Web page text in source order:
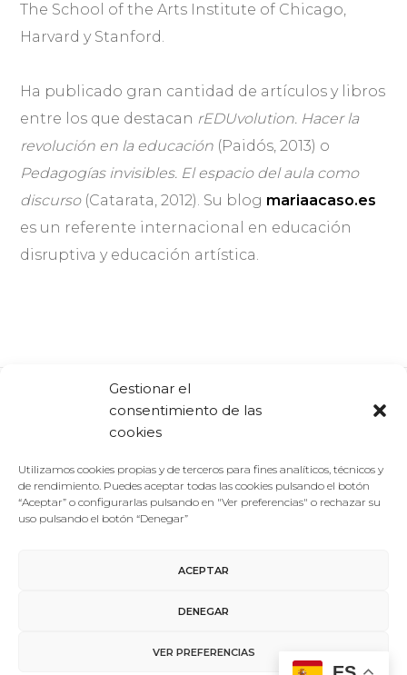
Gestionar el
consentimiento de las
cookies
Utilizamos cookies propias y de terceros para fines analíticos, técnicos y
de rendimiento. Puedes aceptar todas las cookies pulsando el botón
“Aceptar” o configurarlas pulsando en "Ver preferencias" o rechazar su
uso pulsando el botón “Denegar”
ACEPTAR
DENEGAR
VER PREFERENCIAS
The School of the Arts Institute of Chicago,
Harvard y Stanford.
Ha publicado gran cantidad de artículos y libros
entre los que destacan rEDUvolution. Hacer la
revolución en la educación (Paidós, 2013) o
Pedagogías invisibles. El espacio del aula como
discurso(Catarata, 2012). Su blog mariaacaso.es
es un referente internacional en educación
disruptiva y educación artística.
Comparte: Facebook Twitter